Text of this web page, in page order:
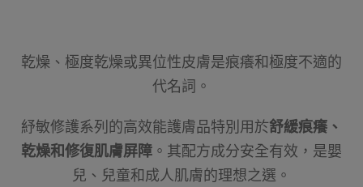
乾燥、極度乾燥或異位性皮膚是痕癢和極度不適的
代名詞。
紓敏修護系列的高效能護膚品特別用於舒緩痕癢、
乾燥和修復肌膚屏障。其配方成分安全有效，是嬰
兒、兒童和成人肌膚的理想之選。